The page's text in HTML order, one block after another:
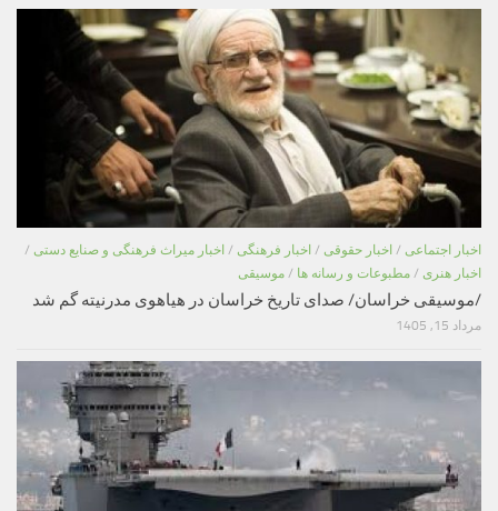
اخبار اجتماعی / اخبار حقوقی / اخبار فرهنگی / اخبار میراث فرهنگی و صنایع دستی /
اخبار هنری / مطبوعات و رسانه ها / موسیقی
/موسیقی خراسان/ صدای تاریخ خراسان در هیاهوی مدرنیته گم شد
مرداد 15, 1405